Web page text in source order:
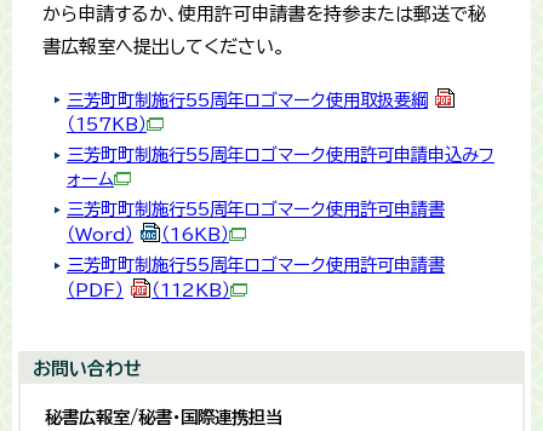
から申請するか、使用許可申請書を持参または郵送で秘
書広報室へ提出してください。
三芳町町制施行55周年ロゴマーク使用取扱要綱
（157KB）
三芳町町制施行55周年ロゴマーク使用許可申請申込みフ
ォーム
三芳町町制施行55周年ロゴマーク使用許可申請書
（Word）
（16KB）
三芳町町制施行55周年ロゴマーク使用許可申請書
（PDF）
（112KB）
お問い合わせ
秘書広報室/秘書・国際連携担当